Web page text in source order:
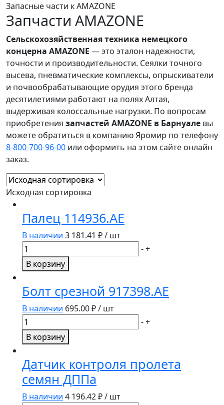
Запасные части к AMAZONE
Запчасти AMAZONE
Сельскохозяйственная техника немецкого
концерна AMAZONE — это эталон надежности,
точности и производительности. Сеялки точного
высева, пневматические комплексы, опрыскиватели
и почвообрабатывающие орудия этого бренда
десятилетиями работают на полях Алтая,
выдерживая колоссальные нагрузки. По вопросам
приобретения запчастей AMAZONE в Барнуале вы
можете обратиться в компанию Яромир по телефону
8-800-700-96-00 или оформить на этом сайте онлайн
заказ.
Исходная сортировка
Палец 114936.AE
В наличии 3 181.41 ₽ / шт
Количество
товара
Палец
-+
В корзину
Болт срезной 917398.AE
В наличии 695.00₽ / шт
Количество
товара
Болт
917398.AE
-+
В корзину
Датчик контроля пролета
семян ДППа
В наличии 4 196.42₽ / шт